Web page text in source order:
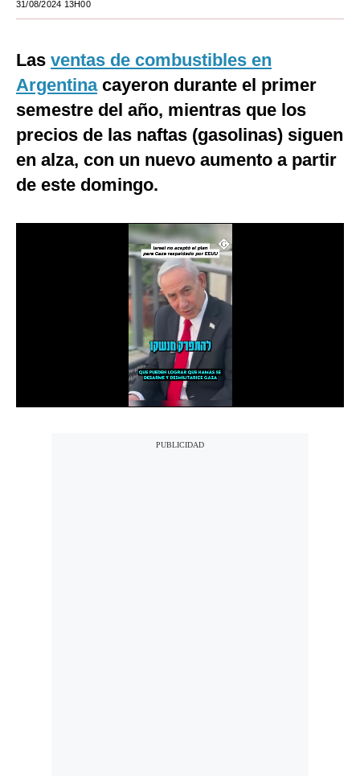
Mundo
México
Internacional
Tecnología
31/08/2024 13H00
Las ventas de combustibles en
Argentinacayeron durante el primer
semestre del año, mientras que los
precios de las naftas (gasolinas) siguen
en alza, con un nuevo aumento a partir
de este domingo.